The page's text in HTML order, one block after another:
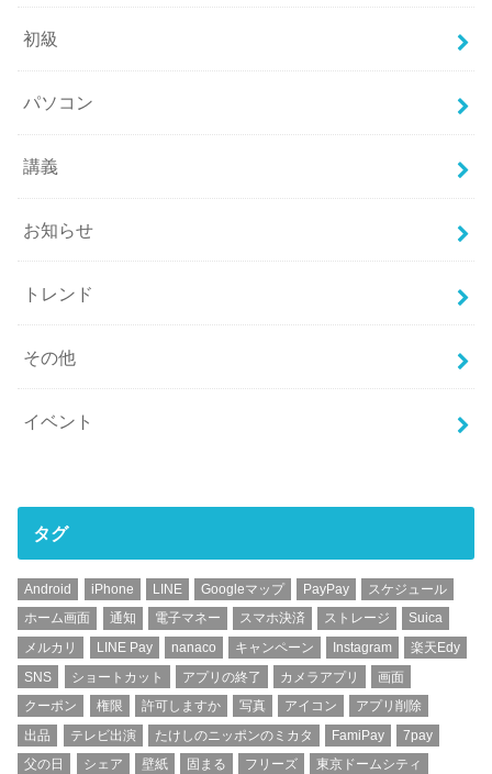
初級
パソコン
講義
お知らせ
トレンド
その他
イベント
タグ
Android iPhone LINE Googleマップ PayPay
スケジュール
ホーム画面
通知 電子マネー スマホ決済 ストレージ
Suica
メルカリ
LINE Pay nanaco キャンペーン Instagram
楽天Edy
SNS
ショートカット アプリの終了 カメラアプリ
画面
クーポン
権限 許可しますか 写真 アイコン
アプリ削除
出品
テレビ出演 たけしのニッポンのミカタ FamiPay
7pay
父の日
シェア 壁紙 固まる フリーズ
東京ドームシティ